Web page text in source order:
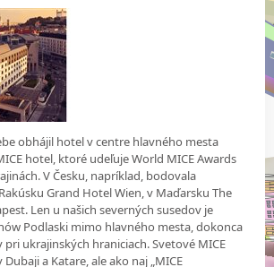
obhájil hotel v centre hlavného mesta
hotel, ktoré udeľuje World MICE Awards
V Česku, napríklad, bodovala
Grand Hotel Wien, v Maďarsku The
Len u našich severných susedov je
Podlaski mimo hlavného mesta, dokonca
ukrajinských hraniciach. Svetové MICE
a Katare, ale ako naj „MICE